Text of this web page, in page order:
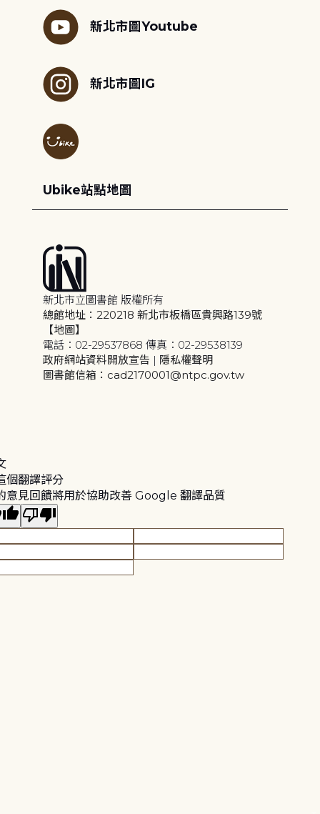
新北市圖Youtube
新北市圖IG
Ubike站點地圖
新北市立圖書館 版權所有
總館地址：220218 新北市板橋區貴興路139號
【地圖】
電話：02-29537868 傳真：02-29538139
政府網站資料開放宣告 | 隱私權聲明
圖書館信箱：cad2170001@ntpc.gov.tw
個翻譯評分
意見回饋將用於協助改善 Google 翻譯品質